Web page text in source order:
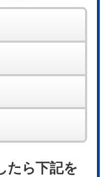
たら下記を